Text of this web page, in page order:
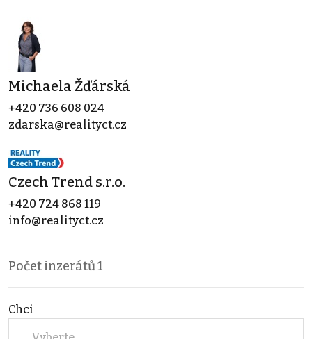
Michaela Žďárská
+420 736 608 024
zdarska@realityct.cz
Czech Trend s.r.o.
+420 724 868 119
info@realityct.cz
Počet inzerátů1
Chci